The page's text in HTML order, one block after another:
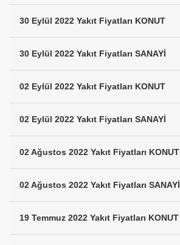
30 Eylül 2022 Yakıt Fiyatları KONUT
30 Eylül 2022 Yakıt Fiyatları SANAYİ
02 Eylül 2022 Yakıt Fiyatları KONUT
02 Eylül 2022 Yakıt Fiyatları SANAYİ
02 Ağustos 2022 Yakıt Fiyatları KONUT
02 Ağustos 2022 Yakıt Fiyatları SANAYİ
19 Temmuz 2022 Yakıt Fiyatları KONUT